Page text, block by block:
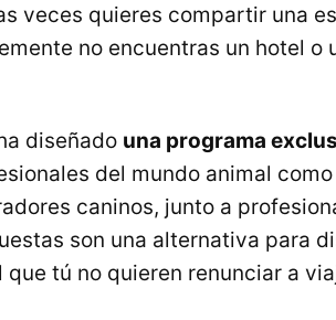
veces quieres compartir una
no encuentras un hotel
diseñado una programa
del mundo animal
caninos, junto a
son una alternativa para
tú no quieren renunciar a